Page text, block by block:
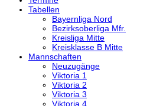
Tabellen
Bayernliga Nord
Bezirksoberliga Mfr.
Kreisliga Mitte
Kreisklasse B Mitte
Mannschaften
Neuzugänge
Viktoria 1
Viktoria 2
Viktoria 3
Viktoria 4